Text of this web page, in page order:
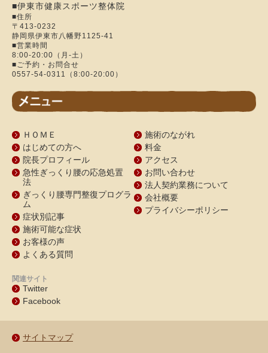
■伊東市健康スポーツ整体院
■住所
〒413-0232
静岡県伊東市八幡野1125-41
■営業時間
8:00-20:00（月-土）
■ご予約・お問合せ
0557-54-0311（8:00-20:00）
ＨＯＭＥ
はじめての方へ
院長プロフィール
急性ぎっくり腰の応急処置
法
ぎっくり腰専門整復プログラ
ム
症状別記事
施術可能な症状
お客様の声
よくある質問
施術のながれ
料金
アクセス
お問い合わせ
法人契約業務について
会社概要
プライバシーポリシー
関連サイト
Twitter
Facebook
サイトマップ